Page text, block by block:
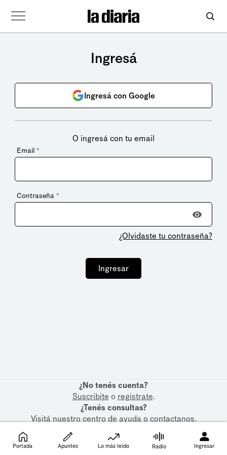
Ingresá
Ingresá con Google
O ingresá con tu email
Email *
Contraseña *
¿Olvidaste tu contraseña?
Ingresar
¿No tenés cuenta?
Suscribite o registrate.
¿Tenés consultas?
Visitá nuestrocentro de ayudaocontactanos.
Portada Apuntes Lo más leído Radio Ingresar